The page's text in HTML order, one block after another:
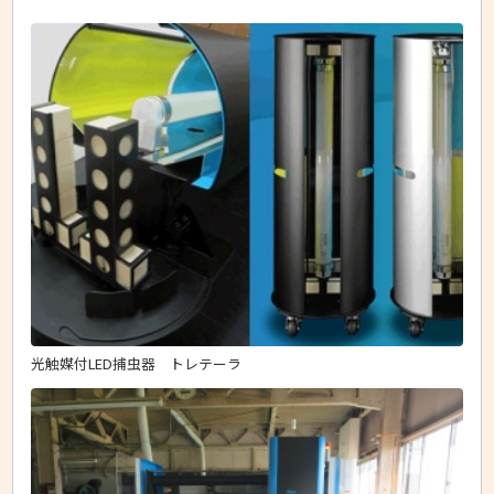
光触媒付LED捕虫器 トレテーラ